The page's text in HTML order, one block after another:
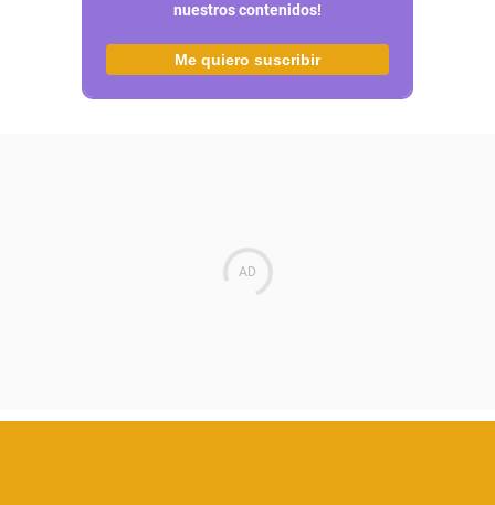
nuestros contenidos!
Me quiero suscribir